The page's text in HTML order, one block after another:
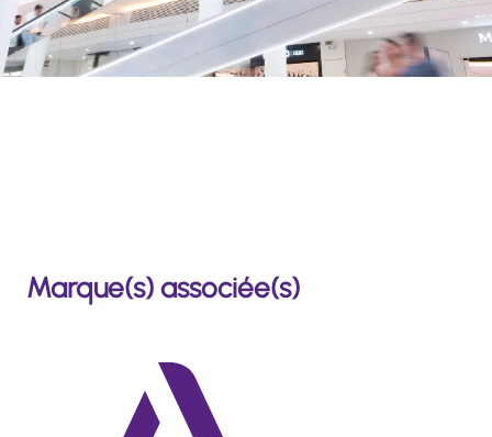
Marque(s) associée(s)